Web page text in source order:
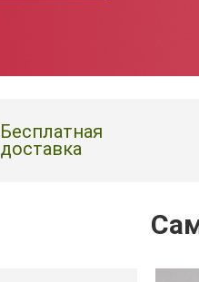
Бесплатная
доставка